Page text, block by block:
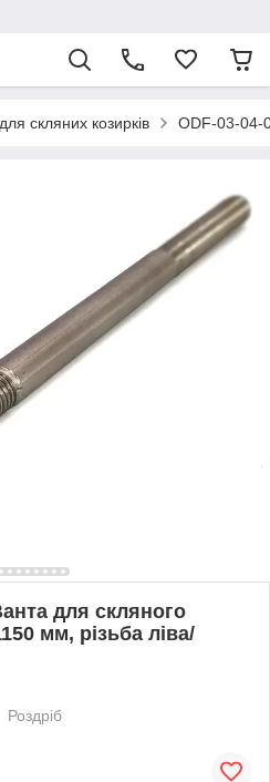
скляних козирків ODF-03-04-
для скляного
мм, різьба ліва/
Роздріб